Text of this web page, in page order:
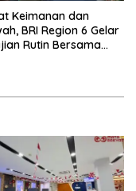
Keimanan dan
BRI Region 6 Gelar
Rutin Bersama